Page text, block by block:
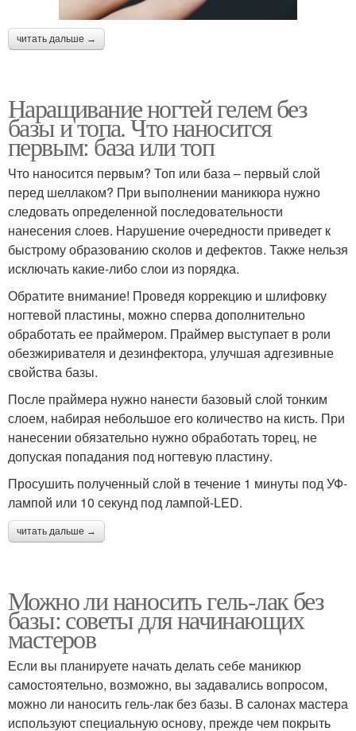
читать дальше →
Наращивание ногтей гелем без
базы и топа. Что наносится
первым: база или топ
Что наносится первым? Топ или база – первый слой
перед шеллаком? При выполнении маникюра нужно
следовать определенной последовательности
нанесения слоев. Нарушение очередности приведет к
быстрому образованию сколов и дефектов. Также нельзя
исключать какие-либо слои из порядка.
Обратите внимание! Проведя коррекцию и шлифовку
ногтевой пластины, можно сперва дополнительно
обработать ее праймером. Праймер выступает в роли
обезжиривателя и дезинфектора, улучшая адгезивные
свойства базы.
После праймера нужно нанести базовый слой тонким
слоем, набирая небольшое его количество на кисть. При
нанесении обязательно нужно обработать торец, не
допуская попадания под ногтевую пластину.
Просушить полученный слой в течение 1 минуты под УФ-
лампой или 10 секунд под лампой-LED.
читать дальше →
Можно ли наносить гель-лак без
базы: советы для начинающих
мастеров
Если вы планируете начать делать себе маникюр
самостоятельно, возможно, вы задавались вопросом,
можно ли наносить гель-лак без базы. В салонах мастера
используют специальную основу, прежде чем покрыть